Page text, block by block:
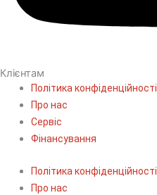
Клієнтам
Політика конфіденційності
Про нас
Сервіс
Фінансування
Політика конфіденційності
Про нас